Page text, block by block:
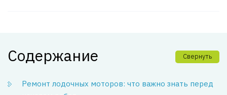
Содержание Свернуть
Ремонт лодочных моторов: что важно знать перед